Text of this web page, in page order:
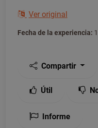
Ver original
Fecha de la experiencia:
Compartir
Útil
Informe